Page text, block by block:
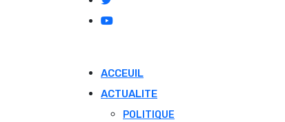
ACCEUIL
ACTUALITE
POLITIQUE